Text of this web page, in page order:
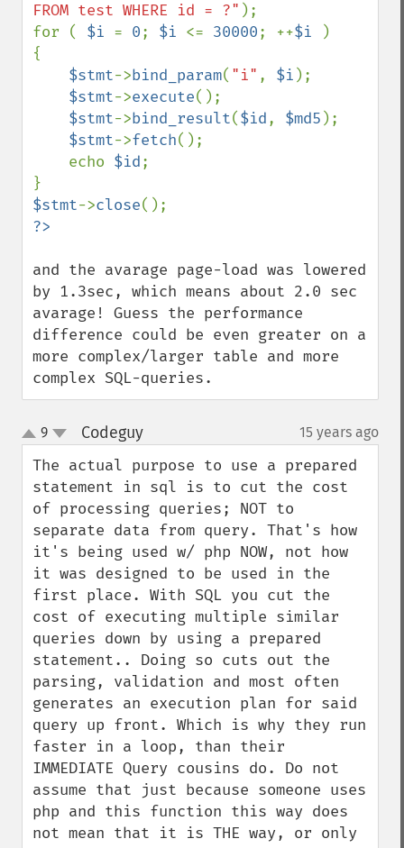
FROM test WHERE id = ?" );
for ( $i = 0; $i <= 30000; ++$i
)
{
$stmt->bind_param( "i" , $i );
$stmt->execute();
$stmt->bind_result($id, $md5 );
$stmt->fetch();
    echo
$id;
$stmt->close
and the avarage page-load was lowered
by 1.3sec, which means about 2.0 sec
avarage! Guess the performance
difference could be even greater on a
more complex/larger table and more
complex SQL-queries.
up
down
9 Codeguy¶ 15 years ago
The actual purpose to use a prepared
statement in sql is to cut the cost
of processing queries; NOT to
separate data from query. That's how
it's being used w/ php NOW, not how
it was designed to be used in the
first place. With SQL you cut the
cost of executing multiple similar
queries down by using a prepared
statement.. Doing so cuts out the
parsing, validation and most often
generates an execution plan for said
query up front. Which is why they run
faster in a loop, than their
IMMEDIATE Query cousins do. Do not
assume that just because someone uses
php and this function this way does
not mean that it is THE way, or only